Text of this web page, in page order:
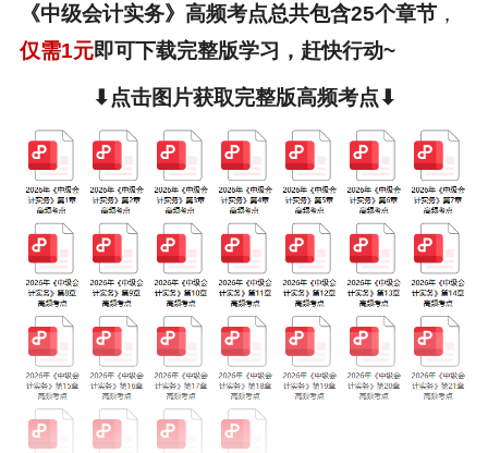
《中级会计实务》高频考点总共包含25个章节，
仅需1元即可下载完整版学习，赶快行动~
⬇点击图片获取完整版高频考点⬇